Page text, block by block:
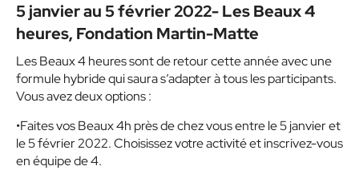
5 janvier au 5 février 2022- Les Beaux 4
heures, Fondation Martin-Matte
Les Beaux 4 heures sont de retour cette année avec une
formule hybride qui saura s’adapter à tous les participants.
Vous avez deux options :
•Faites vos Beaux 4h près de chez vous entre le 5 janvier et
le 5 février 2022. Choisissez votre activité et inscrivez-vous
en équipe de 4.